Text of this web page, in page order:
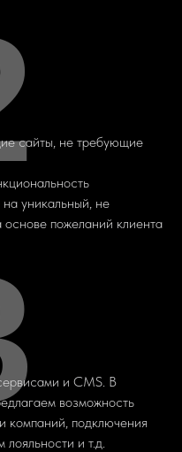
сайты, не требующие
уникальный, не
пожеланий клиента
и CMS. В
возможность
компаний, подключения
лояльности и т.д.